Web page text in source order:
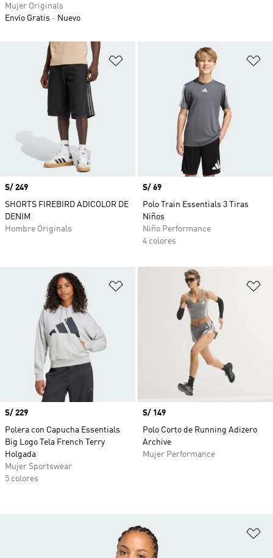
Añadir a la lista de deseos
Precio
S/ 249
SHORTS FIREBIRD ADICOLOR DE
DENIM
Hombre Originals
Precio
S/ 69
Polo Train Essentials 3 Tiras
Niños
Niño Performance
4 colores
Añadir a la lista de deseos
Precio
S/ 229
Polera con Capucha Essentials
Big Logo Tela French Terry
Holgada
Mujer Sportswear
5 colores
Precio
S/ 149
Polo Corto de Running Adizero
Archive
Mujer Performance
Mujer Originals
Envío Gratis
Nuevo